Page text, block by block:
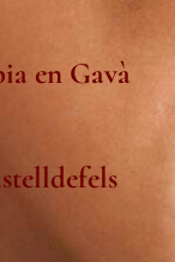
en Gavà